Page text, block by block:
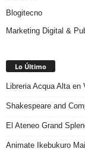
Blogitecno
Marketing Digital &
Lo Último
Libreria Acqua Alta
Shakespeare and
El Ateneo Grand
Animate Ikebukuro